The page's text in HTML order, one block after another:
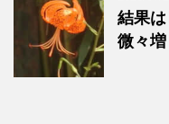
結果
微々増